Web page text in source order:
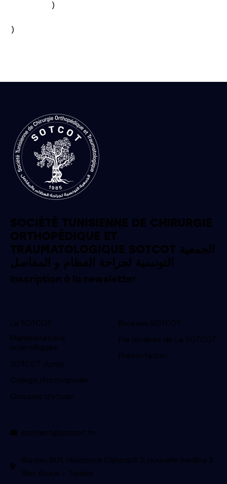
        )
)
SOCIÉTÉ TUNISIENNE DE CHIRURGIE
ORTHOPÉDIQUE ET
TRAUMATOLOGIQUE SOTCOT الجمعية
التونسية لجراحة العظام و المفاصل
Inscription à la newsletter
La SOTCOT
Manifestations
scientifiques
SOTCOT Junior
College d’orthopedie
Groupes d’etude
Bourses SOTCOT
Partenaires de La SOTCOT
Présentation
contact@sotcot.tn
Bureau B01, résidence Elahmadi 2, nouvelle medina 3
Ben Arous - Tunisie